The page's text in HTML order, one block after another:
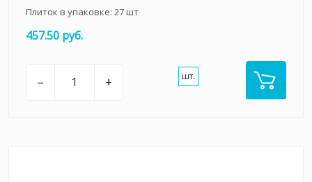
Плиток в упаковке: 27шт
457.50 руб.
– + шт.